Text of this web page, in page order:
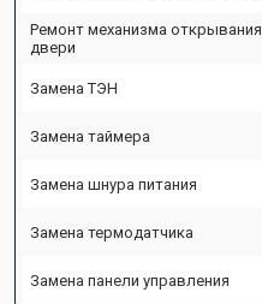
Ремонт механизма открывания
двери
Замена ТЭН
Замена таймера
Замена шнура питания
Замена термодатчика
Замена панели управления